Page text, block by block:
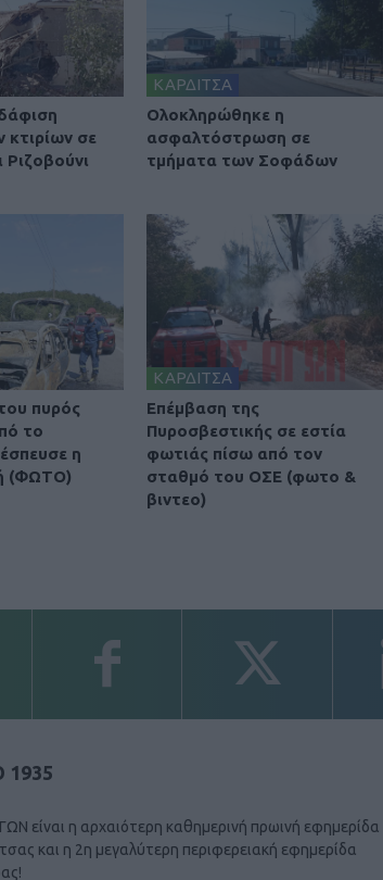
κτιρίων σε
Ριζοβούνι
ΚΑΡΔΙΤΣΑ
Ολοκληρώθηκε η
ασφαλτόστρωση σε
τμήματα των Σοφάδων
πυρός
το
η
(ΦΩΤΟ)
ΚΑΡΔΙΤΣΑ
Επέμβαση της
Πυροσβεστικής σε εστία
φωτιάς πίσω από τον
σταθμό του ΟΣΕ (φωτο &
βιντεο)
είναι η αρχαιότερη καθημερινή πρωινή εφημερίδα
και η 2η μεγαλύτερη περιφερειακή εφημερίδα